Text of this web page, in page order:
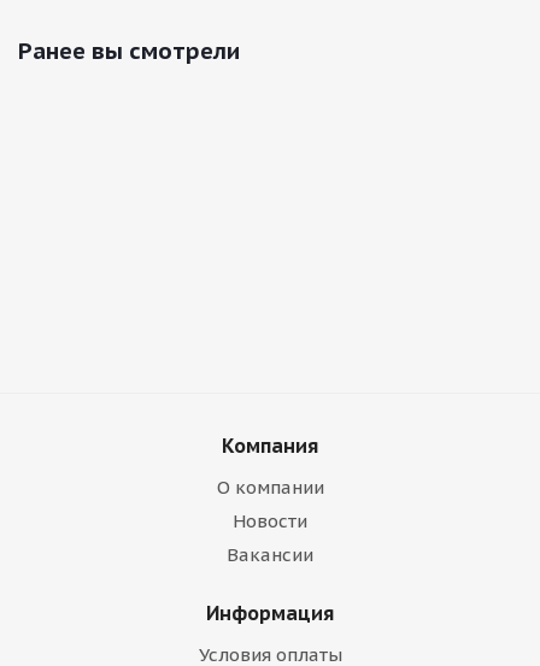
Ранее вы смотрели
Компания
О компании
Новости
Вакансии
Информация
Условия оплаты